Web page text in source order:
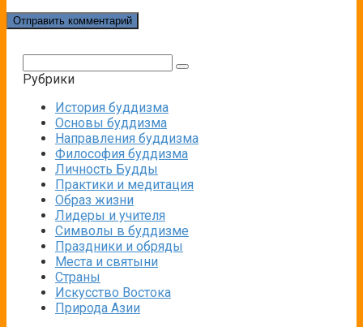
Рубрики
История буддизма
Основы буддизма
Направления буддизма
Философия буддизма
Личность Будды
Практики и медитация
Образ жизни
Лидеры и учителя
Символы в буддизме
Праздники и обряды
Места и святыни
Страны
Искусство Востока
Природа Азии